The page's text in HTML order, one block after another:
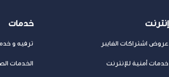
إنترنت
عروض اشتراكات الفايبر
خدمات أمنية للإنترنت
خدمات
ترفيه و
الخدمات